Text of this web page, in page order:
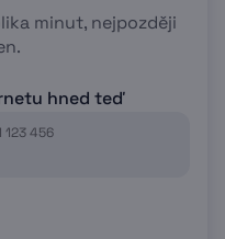
minut, nejpozději
hned teď
123 456